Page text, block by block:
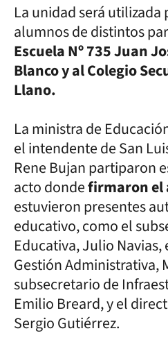
La unidad será utilizada
alumnos de distintos
Escuela Nº 735 Juan
Blanco y al Colegio
Llano.
La ministra de
el intendente de San
Rene Bujan partiparon
acto dondefirmaron el
estuvieron presentes
educativo, como el
Educativa, Julio
Gestión Administrativa,
subsecretario de
Emilio Breard, y el
Sergio Gutiérrez.